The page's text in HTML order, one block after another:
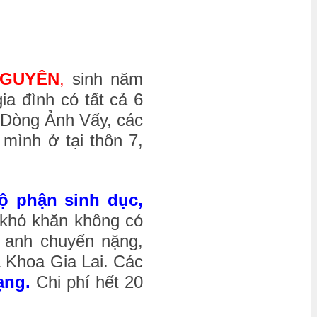
, sinh năm
đình có tất cả 6
Ảnh Vẩy, các
ở tại thôn 7,
phận sinh dục,
khăn không có
chuyển nặng,
Gia Lai. Các
Chi phí hết 20